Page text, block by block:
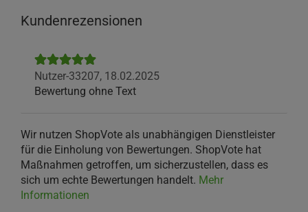
Kundenrezensionen
Nutzer-33207, 18.02.2025
Bewertung ohne Text
Wir nutzen ShopVote als unabhängigen Dienstleister
für die Einholung von Bewertungen. ShopVote hat
Maßnahmen getroffen, um sicherzustellen, dass es
sich um echte Bewertungen handelt. Mehr
Informationen